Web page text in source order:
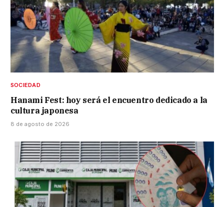
SOCIEDAD
Hanami Fest: hoy será el encuentro dedicado a la
cultura japonesa
8 de agosto de 2026